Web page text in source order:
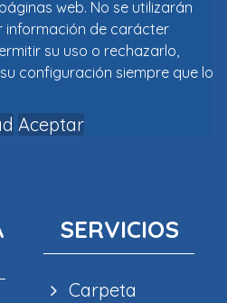
web. No se utilizarán
información de carácter
su uso o rechazarlo,
configuración siempre que lo
Aceptar
SERVICIOS
Carpeta